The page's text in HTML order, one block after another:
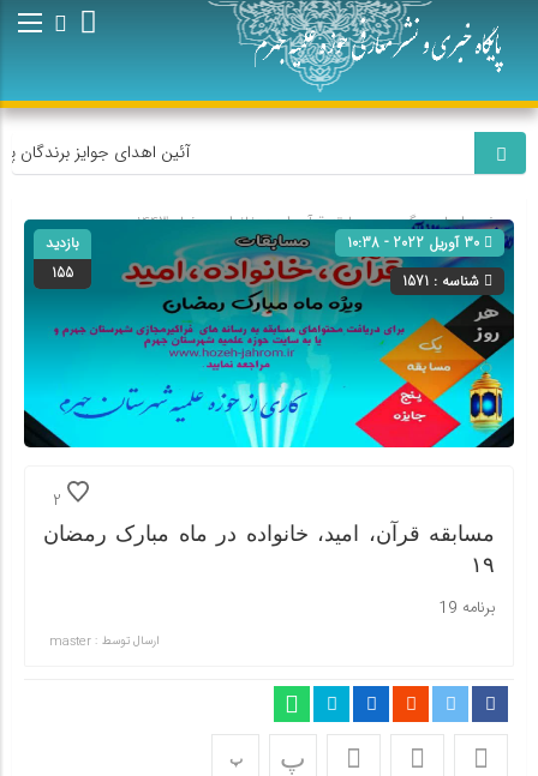
آئین اهدای جوایز برندگان
صفحه اصلی» گروه »مسابقه قرآن امید خانواده-رمضان1443
شناسه : 1571
بازدید
155
2
مسابقه قرآن، امید، خانواده در ماه مبارک رمضان
۱۹
برنامه 19
ارسال توسط : master
پ پ